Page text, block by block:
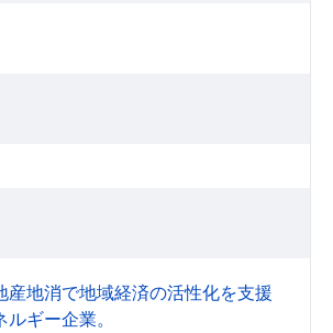
産地消で地域経済の活性化を支援
ギー企業。